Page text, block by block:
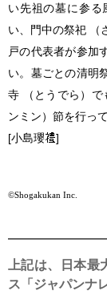
い先祖の墓に参る
い、門中の祭祀 （
戸の代表者が参加
い。墓ごとの清明
寺 （とうでら）で
ンミン）節を行って
[小島瓔
]
©Shogakukan Inc.
上記は、日本
ス「ジャパンナ